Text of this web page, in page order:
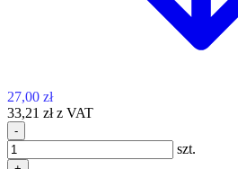
27,00 zł
33,21 zł z VAT
-
szt.